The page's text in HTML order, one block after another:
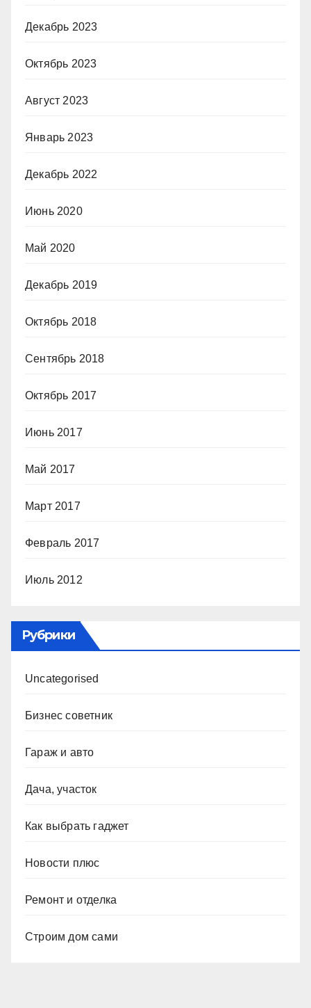
Декабрь 2023
Октябрь 2023
Август 2023
Январь 2023
Декабрь 2022
Июнь 2020
Май 2020
Декабрь 2019
Октябрь 2018
Сентябрь 2018
Октябрь 2017
Июнь 2017
Май 2017
Март 2017
Февраль 2017
Июль 2012
Рубрики
Uncategorised
Бизнес советник
Гараж и авто
Дача, участок
Как выбрать гаджет
Новости плюс
Ремонт и отделка
Строим дом сами